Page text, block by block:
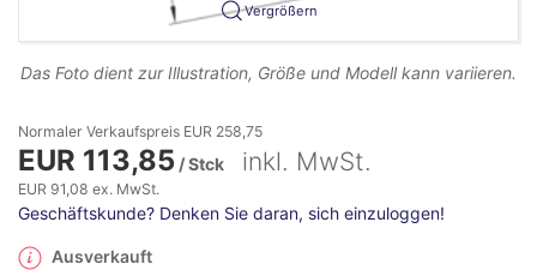
Vergrößern
Das Foto dient zur Illustration, Größe und Modell kann variieren.
Normaler Verkaufspreis EUR 258,75
EUR 113,85 / Stck inkl. MwSt.
EUR 91,08 ex. MwSt.
Geschäftskunde? Denken Sie daran, sich einzuloggen!
Ausverkauft